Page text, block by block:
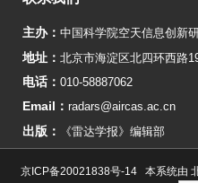
主办： 中国科学院空天信息创新
地址： 北京市海淀区北四环西路
电话： 010-58887062
Email： radars@aircas.ac.cn
出版： 《雷达学报》编辑部
京ICP备20021838号-14 本系统由